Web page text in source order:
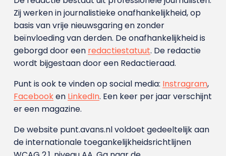
Zij werken in journalistieke onafhankelijkheid, op
basis van vrije nieuwsgaring en zonder
beïnvloeding van derden. De onafhankelijkheid is
geborgd door een redactiestatuut. De redactie
wordt bijgestaan door een Redactieraad.
Punt is ook te vinden op social media: Instragram,
Facebooken LinkedIn. Een keer per jaar verschijnt
er een magazine.
De website punt.avans.nl voldoet gedeeltelijk aan
de internationale toegankelijkheidsrichtlijnen